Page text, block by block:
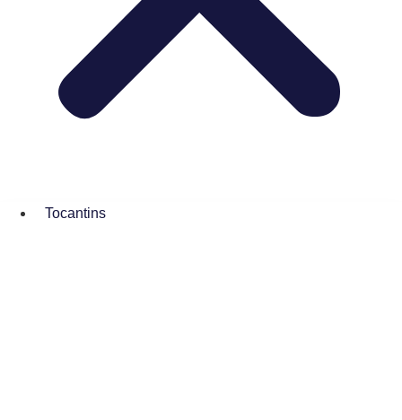
Tocantins